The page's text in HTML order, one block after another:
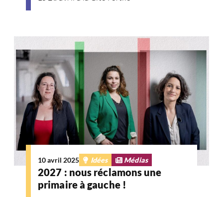
10 avril 2025 Idées Médias
2027 : nous réclamons une
primaire à gauche !